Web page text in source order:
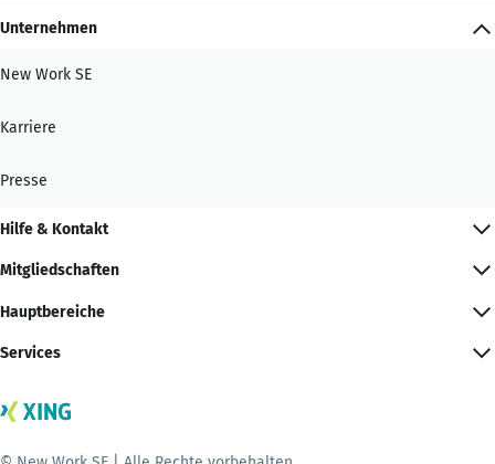
Unternehmen
New Work SE
Karriere
Presse
Hilfe & Kontakt
Mitgliedschaften
Hauptbereiche
Services